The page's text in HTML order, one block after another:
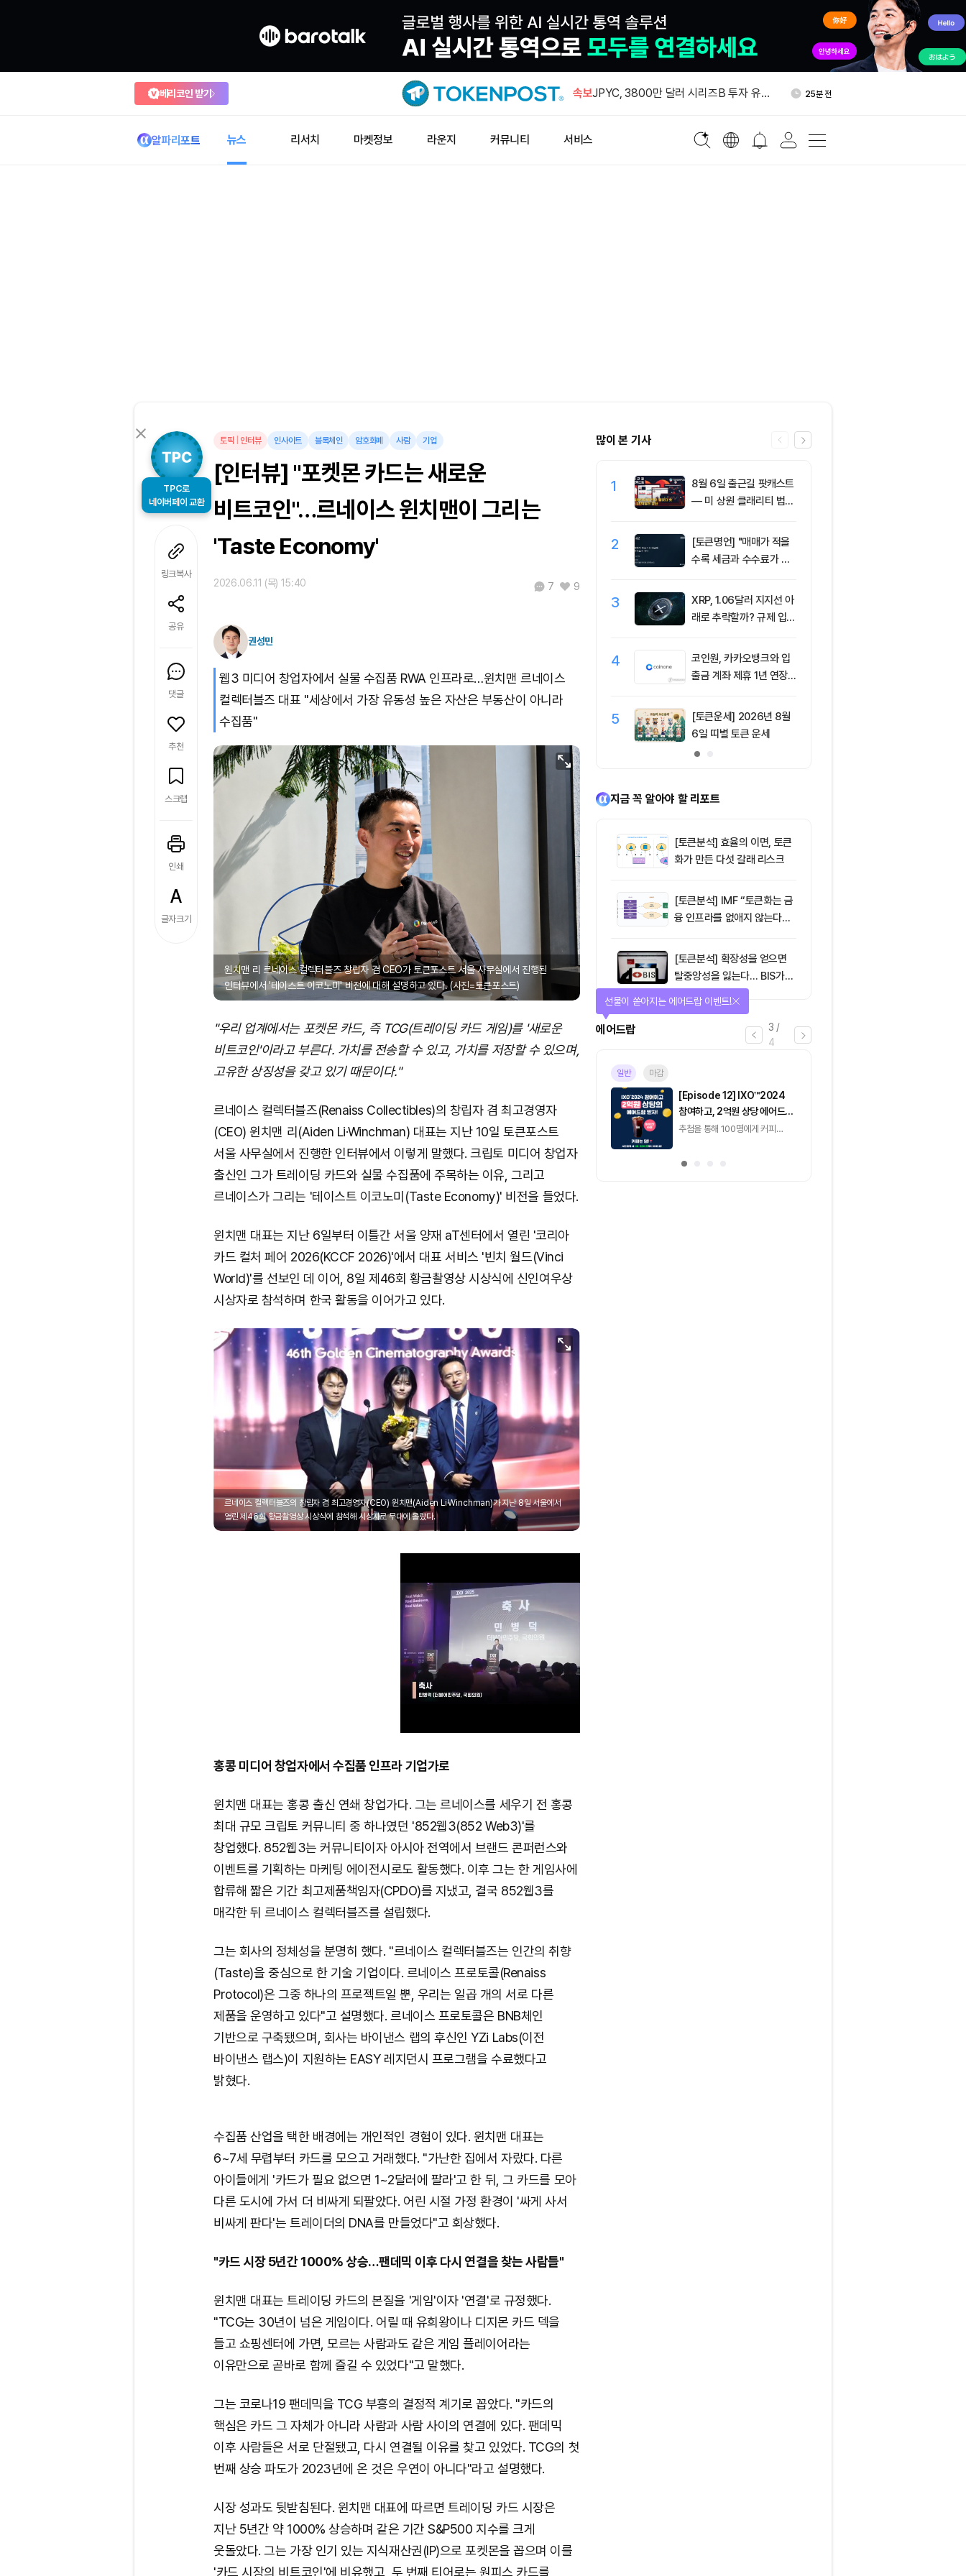
베리코인 받기 속보
미국 디젤 수출 사상 최대…국내 재고 감
1시간 전
JPYC, 3800만 달러 시리즈B 투자 유
25분 전
알파리포트 뉴스 리서치 마켓정보 라운지 커뮤니티 서비스
TPC로
네이버페이 교환
링크복사
공유
댓글
추천
스크랩
인쇄
글자크기
토픽 인터뷰 인사이트 블록체인 암호화폐 사람 기업
[인터뷰] "포켓몬 카드는 새로운
비트코인"…르네이스 윈치맨이 그리는
'Taste Economy'
2026.06.11 (목) 15:40 7 9
권성민
웹3 미디어 창업자에서 실물 수집품 RWA 인프라로…윈치맨 르네이스
컬렉터블즈 대표 "세상에서 가장 유동성 높은 자산은 부동산이 아니라
수집품"
윈치맨 리 르네이스 컬렉터블즈 창립자 겸 CEO가 토큰포스트 서울 사무실에서 진행된
인터뷰에서 '테이스트 이코노미' 비전에 대해 설명하고 있다. (사진=토큰포스트)
"우리 업계에서는 포켓몬 카드, 즉 TCG(트레이딩 카드 게임)를 '새로운
비트코인'이라고 부른다. 가치를 전송할 수 있고, 가치를 저장할 수 있으며,
고유한 상징성을 갖고 있기 때문이다."
르네이스 컬렉터블즈(Renaiss Collectibles)의 창립자 겸 최고경영자
(CEO) 윈치맨 리(Aiden Li·Winchman) 대표는 지난 10일 토큰포스트
서울 사무실에서 진행한 인터뷰에서 이렇게 말했다. 크립토 미디어 창업자
출신인 그가 트레이딩 카드와 실물 수집품에 주목하는 이유, 그리고
르네이스가 그리는 '테이스트 이코노미(Taste Economy)' 비전을 들었다.
윈치맨 대표는 지난 6일부터 이틀간 서울 양재 aT센터에서 열린 '코리아
카드 컬처 페어 2026(KCCF 2026)'에서 대표 서비스 '빈치 월드(Vinci
World)'를 선보인 데 이어, 8일 제46회 황금촬영상 시상식에 신인여우상
시상자로 참석하며 한국 활동을 이어가고 있다.
르네이스 컬렉터블즈의 창립자 겸 최고경영자(CEO) 윈치맨(Aiden Li·Winchman)가 지난 8일 서울에서
열린 제46회 황금촬영상 시상식에 참석해 시상자로 무대에 올랐다.
u
e
홍콩 미디어 창업자에서 수집품 인프라 기업가로
윈치맨 대표는 홍콩 출신 연쇄 창업가다. 그는 르네이스를 세우기 전 홍콩
최대 규모 크립토 커뮤니티 중 하나였던 '852웹3(852 Web3)'를
창업했다. 852웹3는 커뮤니티이자 아시아 전역에서 브랜드 콘퍼런스와
이벤트를 기획하는 마케팅 에이전시로도 활동했다. 이후 그는 한 게임사에
합류해 짧은 기간 최고제품책임자(CPDO)를 지냈고, 결국 852웹3를
매각한 뒤 르네이스 컬렉터블즈를 설립했다.
그는 회사의 정체성을 분명히 했다. "르네이스 컬렉터블즈는 인간의 취향
(Taste)을 중심으로 한 기술 기업이다. 르네이스 프로토콜(Renaiss
Protocol)은 그중 하나의 프로젝트일 뿐, 우리는 일곱 개의 서로 다른
제품을 운영하고 있다"고 설명했다. 르네이스 프로토콜은 BNB체인
기반으로 구축됐으며, 회사는 바이낸스 랩의 후신인 YZi Labs(이전
바이낸스 랩스)이 지원하는 EASY 레지던시 프로그램을 수료했다고
밝혔다.
수집품 산업을 택한 배경에는 개인적인 경험이 있다. 윈치맨 대표는
6~7세 무렵부터 카드를 모으고 거래했다. "가난한 집에서 자랐다. 다른
아이들에게 '카드가 필요 없으면 1~2달러에 팔라'고 한 뒤, 그 카드를 모아
다른 도시에 가서 더 비싸게 되팔았다. 어린 시절 가정 환경이 '싸게 사서
비싸게 판다'는 트레이더의 DNA를 만들었다"고 회상했다.
"카드 시장 5년간 1000% 상승…팬데믹 이후 다시 연결을 찾는 사람들"
윈치맨 대표는 트레이딩 카드의 본질을 '게임'이자 '연결'로 규정했다.
"TCG는 30년이 넘은 게임이다. 어릴 때 유희왕이나 디지몬 카드 덱을
들고 쇼핑센터에 가면, 모르는 사람과도 같은 게임 플레이어라는
이유만으로 곧바로 함께 즐길 수 있었다"고 말했다.
그는 코로나19 팬데믹을 TCG 부흥의 결정적 계기로 꼽았다. "카드의
핵심은 카드 그 자체가 아니라 사람과 사람 사이의 연결에 있다. 팬데믹
이후 사람들은 서로 단절됐고, 다시 연결될 이유를 찾고 있었다. TCG의 첫
번째 상승 파도가 2023년에 온 것은 우연이 아니다"라고 설명했다.
시장 성과도 뒷받침된다. 윈치맨 대표에 따르면 트레이딩 카드 시장은
지난 5년간 약 1000% 상승하며 같은 기간 S&P500 지수를 크게
웃돌았다. 그는 가장 인기 있는 지식재산권(IP)으로 포켓몬을 꼽으며 이를
'카드 시장의 비트코인'에 비유했고, 두 번째 티어로는 원피스 카드를
많이 본 기사
1
8월 6일 출근길 팟캐스트
— 미 상원 클래리티 법안
리움 반등 속 숏 청산 2.3
5억달러
2
[토큰명언] "매매가 적을
수록 세금과 수수료가 적
3
XRP, 1.06달러 지지선 아
래로 추락할까? 규제 입법
4
코인원, 카카오뱅크와 입
출금 계좌 제휴 1년 연장
5
[토큰운세] 2026년 8월
6일 띠별 토큰 운세
지금 꼭 알아야 할 리포트
[토큰분석] 효율의 이면, 토큰
화가 만든 다섯 갈래 리스크
[토큰분석] IMF “토큰화는 금
융 인프라를 없애지 않는다…
뿐”
[토큰분석] 확장성을 얻으면
탈중앙성을 잃는다… BIS가
짚은 블록체인 ‘분열의 경제
4 /
4
퀴즈
퀴즈풀고 선물 받자!
진행중
[토큰포스트] 기사 퀴즈
657회차
2026.08.06 (목) ~